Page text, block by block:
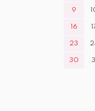
9
16
23
30